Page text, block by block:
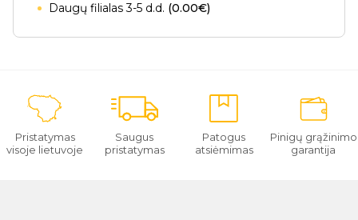
Daugų filialas 3-5 d.d. (0.00€)
Pristatymas
visoje lietuvoje
Saugus
pristatymas
Patogus
atsiėmimas
Pinigų grąžinimo
garantija